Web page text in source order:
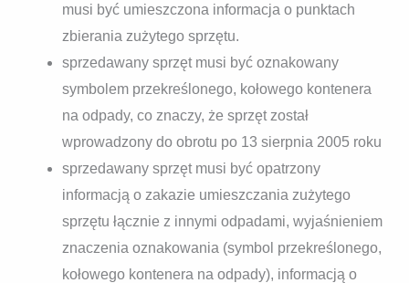
musi być umieszczona informacja o punktach
zbierania zużytego sprzętu.
sprzedawany sprzęt musi być oznakowany
symbolem przekreślonego, kołowego kontenera
na odpady, co znaczy, że sprzęt został
wprowadzony do obrotu po 13 sierpnia 2005 roku
sprzedawany sprzęt musi być opatrzony
informacją o zakazie umieszczania zużytego
sprzętu łącznie z innymi odpadami, wyjaśnieniem
znaczenia oznakowania (symbol przekreślonego,
kołowego kontenera na odpady), informacją o